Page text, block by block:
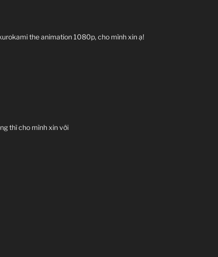
the animation 1080p, cho mình xin ạ!
thì cho mình xin với